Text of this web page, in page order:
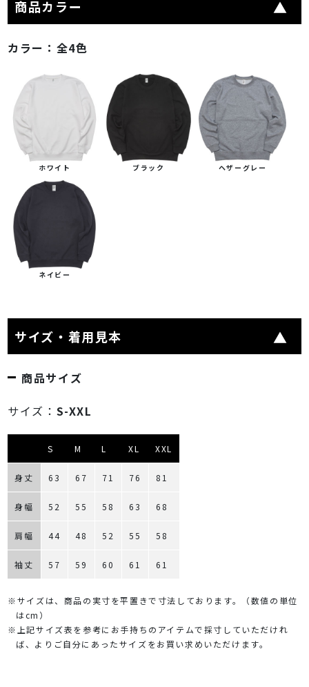
商品カラー
カラー： 全4色
ホワイト ブラック ヘザーグレー
ネイビー
サイズ・着用見本
商品サイズ
サイズ： S-XXL
S M L XL XXL
身丈 63 67 71 76 81
身幅 52 55 58 63 68
肩幅 44 48 52 55 58
袖丈 57 59 60 61 61
※サイズは、商品の実寸を平置きで寸法しております。（数値の単位
はcm）
※上記サイズ表を参考にお手持ちのアイテムで採寸していただけれ
ば、よりご自分にあったサイズをお買い求めいただけます。